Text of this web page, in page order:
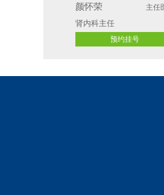
颜怀荣 主任
肾内科主任
预约挂号